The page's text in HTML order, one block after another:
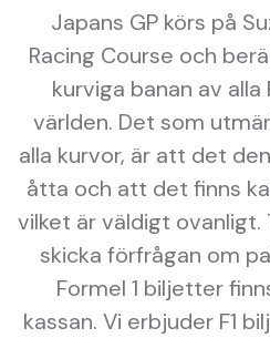
Japans GP körs på
Racing Course och
kurviga banan av alla
världen. Det som
alla kurvor, är att det
åtta och att det finns
vilket är väldigt ovanligt.
skicka förfrågan om
Formel 1 biljetter
kassan. Vi erbjuder F1